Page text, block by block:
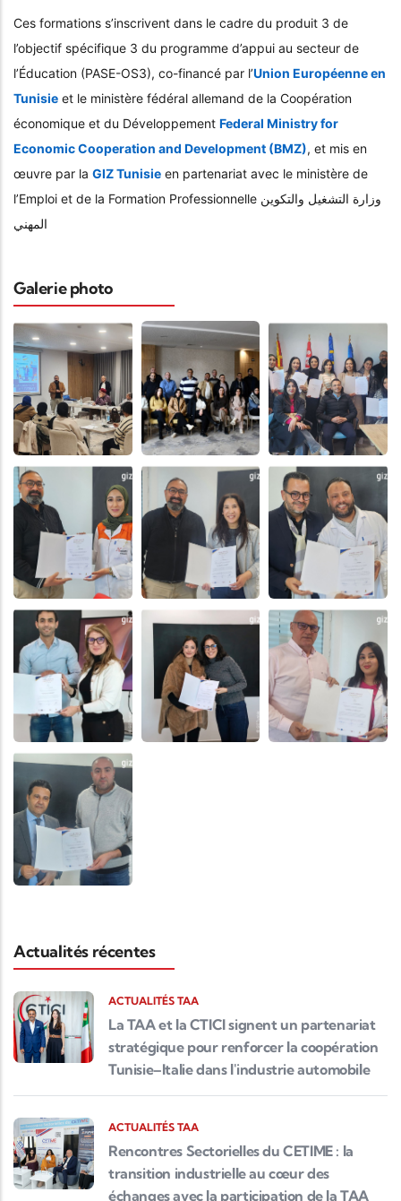
Ces formations s’inscrivent dans le cadre du produit 3 de
l’objectif spécifique 3 du programme d’appui au secteur de
l’Éducation (PASE-OS3), co-financé par l’Union Européenne en
Tunisie et le ministère fédéral allemand de la Coopération
économique et du Développement Federal Ministry for
Economic Cooperation and Development (BMZ), et mis en
œuvre par la GIZ Tunisie en partenariat avec le ministère de
l’Emploi et de la Formation Professionnelle وزارة التشغيل والتكوين
المهني
Galerie photo
Actualités récentes
ACTUALITÉS TAA
La TAA et la CTICI signent un partenariat
stratégique pour renforcer la coopération
Tunisie–Italie dans l'industrie automobile
ACTUALITÉS TAA
Rencontres Sectorielles du CETIME : la
transition industrielle au cœur des
échanges avec la participation de la TAA